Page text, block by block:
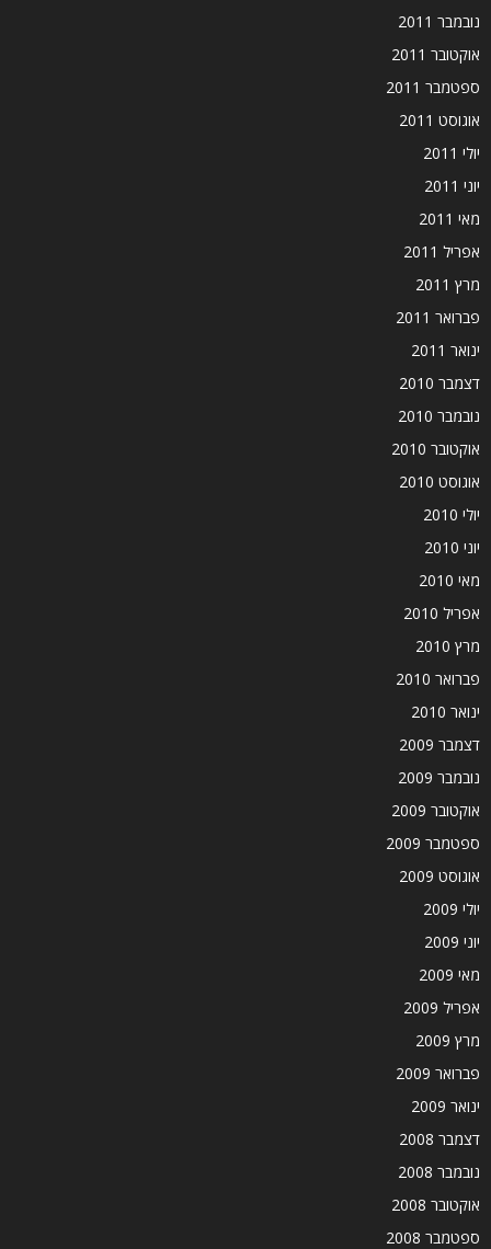
נובמבר 2011
אוקטובר 2011
ספטמבר 2011
אוגוסט 2011
יולי 2011
יוני 2011
מאי 2011
אפריל 2011
מרץ 2011
פברואר 2011
ינואר 2011
דצמבר 2010
נובמבר 2010
אוקטובר 2010
אוגוסט 2010
יולי 2010
יוני 2010
מאי 2010
אפריל 2010
מרץ 2010
פברואר 2010
ינואר 2010
דצמבר 2009
נובמבר 2009
אוקטובר 2009
ספטמבר 2009
אוגוסט 2009
יולי 2009
יוני 2009
מאי 2009
אפריל 2009
מרץ 2009
פברואר 2009
ינואר 2009
דצמבר 2008
נובמבר 2008
אוקטובר 2008
ספטמבר 2008